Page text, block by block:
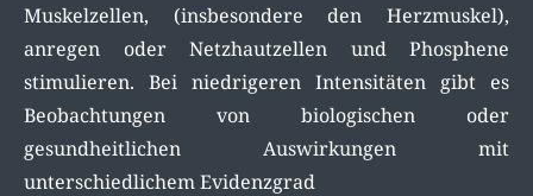
Muskelzellen, (insbesondere den Herzmuskel),
anregen oder Netzhautzellen und Phosphene
stimulieren. Bei niedrigeren Intensitäten gibt es
Beobachtungen von biologischen oder
gesundheitlichen Auswirkungen mit
unterschiedlichem Evidenzgrad